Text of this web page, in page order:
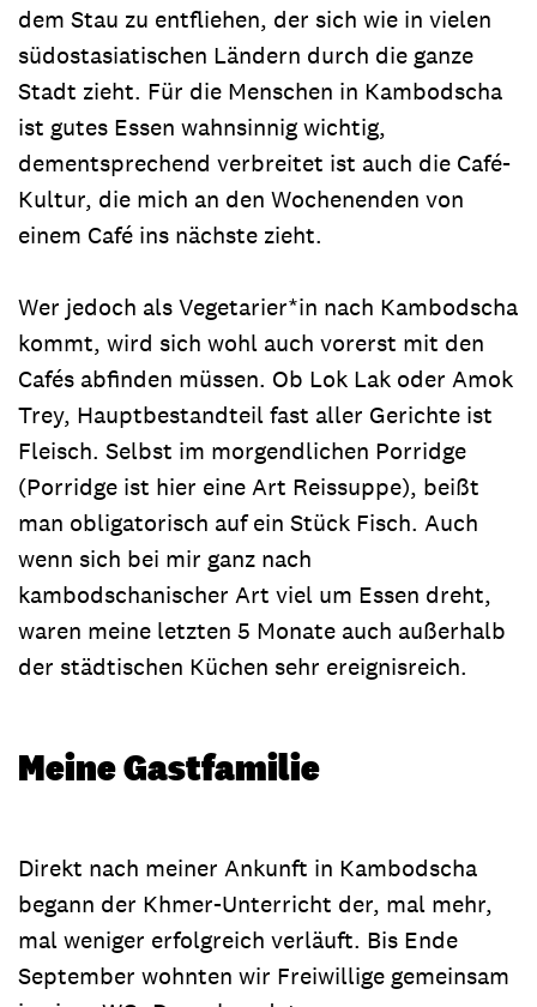
dem Stau zu entfliehen, der sich wie in vielen
südostasiatischen Ländern durch die ganze
Stadt zieht. Für die Menschen in Kambodscha
ist gutes Essen wahnsinnig wichtig,
dementsprechend verbreitet ist auch die Café-
Kultur, die mich an den Wochenenden von
einem Café ins nächste zieht.
Wer jedoch als Vegetarier*in nach Kambodscha
kommt, wird sich wohl auch vorerst mit den
Cafés abfinden müssen. Ob Lok Lak oder Amok
Trey, Hauptbestandteil fast aller Gerichte ist
Fleisch. Selbst im morgendlichen Porridge
(Porridge ist hier eine Art Reissuppe), beißt
man obligatorisch auf ein Stück Fisch. Auch
wenn sich bei mir ganz nach
kambodschanischer Art viel um Essen dreht,
waren meine letzten 5 Monate auch außerhalb
der städtischen Küchen sehr ereignisreich.
Meine Gastfamilie
Direkt nach meiner Ankunft in Kambodscha
begann der Khmer-Unterricht der, mal mehr,
mal weniger erfolgreich verläuft. Bis Ende
September wohnten wir Freiwillige gemeinsam